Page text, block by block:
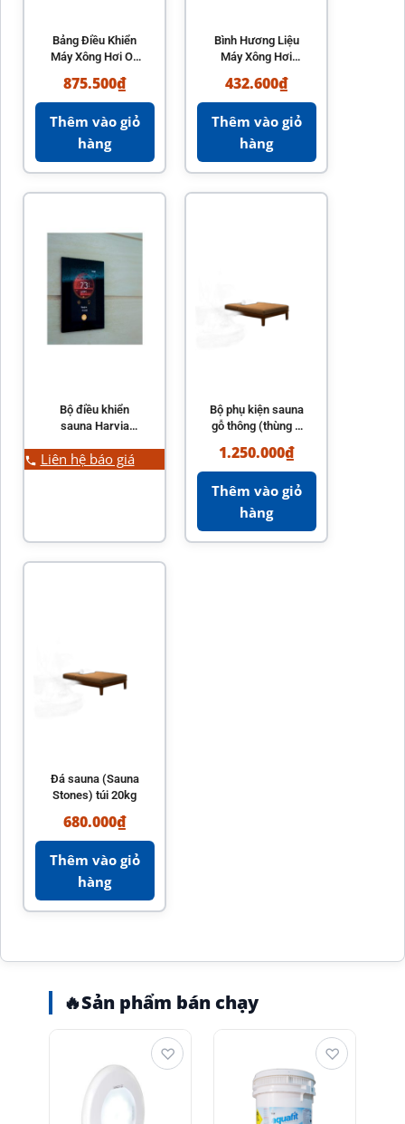
Bảng Điều Khiển
Máy Xông Hơi OL
875.500₫
Thêm vào giỏ
hàng
Bình Hương Liệu
Máy Xông Hơi
432.600₫
Thêm vào giỏ
hàng
Bộ điều khiển
sauna Harvia
FX170 / FX110C
Liên hệ báo giá
Bộ phụ kiện sauna
gỗ thông (thùng +
nhiệt kế)
1.250.000₫
Thêm vào giỏ
hàng
Đá sauna (Sauna
Stones) túi 20kg
680.000₫
Thêm vào giỏ
hàng
🔥Sản phẩm bán chạy
♡ ♡